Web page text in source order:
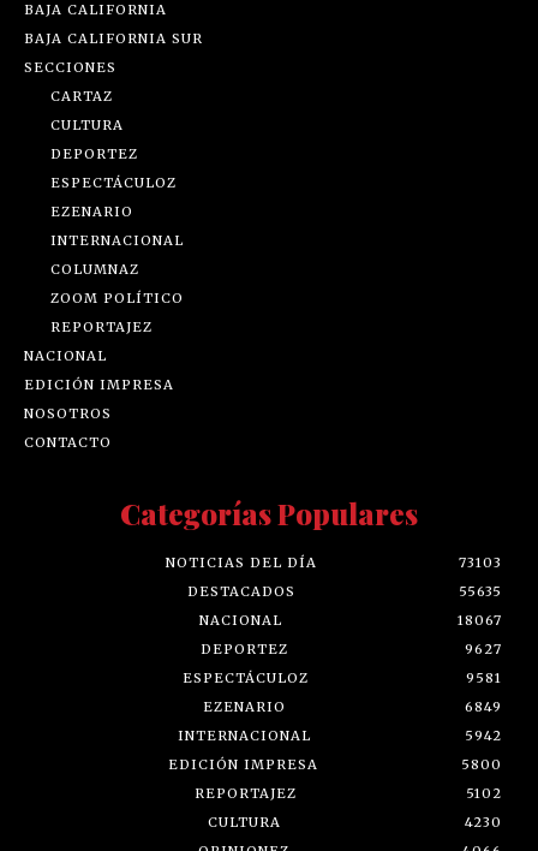
BAJA CALIFORNIA
BAJA CALIFORNIA SUR
SECCIONES
CARTAZ
CULTURA
DEPORTEZ
ESPECTÁCULOZ
EZENARIO
INTERNACIONAL
COLUMNAZ
ZOOM POLÍTICO
REPORTAJEZ
NACIONAL
EDICIÓN IMPRESA
NOSOTROS
CONTACTO
Categorías Populares
NOTICIAS DEL DÍA
73103
DESTACADOS
55635
NACIONAL
18067
DEPORTEZ
9627
ESPECTÁCULOZ
9581
EZENARIO
6849
INTERNACIONAL
5942
EDICIÓN IMPRESA
5800
REPORTAJEZ
5102
CULTURA
4230